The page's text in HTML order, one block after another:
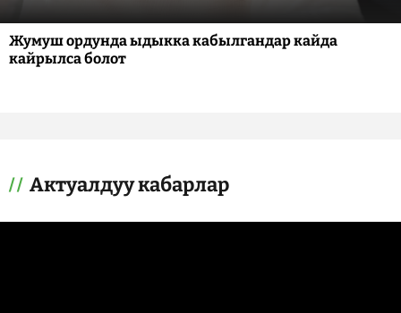
Жумуш ордунда ыдыкка кабылгандар кайда
кайрылса болот
Актуалдуу кабарлар